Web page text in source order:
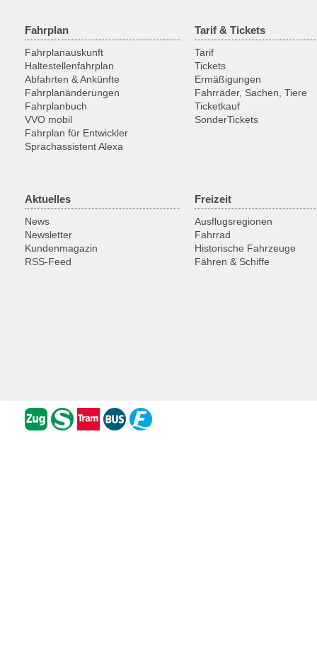
Fahrplan
Fahrplanauskunft
Haltestellenfahrplan
Abfahrten & Ankünfte
Fahrplanänderungen
Fahrplanbuch
VVO mobil
Fahrplan für Entwickler
Sprachassistent Alexa
Tarif & Tickets
Tarif
Tickets
Ermäßigungen
Fahrräder, Sachen, Tiere
Ticketkauf
SonderTickets
Aktuelles
News
Newsletter
Kundenmagazin
RSS-Feed
Freizeit
Ausflugsregionen
Fahrrad
Historische Fahrzeuge
Fähren & Schiffe